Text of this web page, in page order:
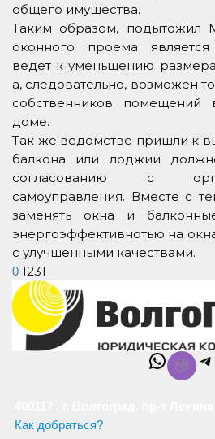
общего имущества.
Таким образом, подытожил
оконного проема
ведет к уменьшению
а, следовательно, возможен
собственников помещений
доме.
Так же ведомстве пришли к
балкона или лоджии
согласованию с
самоуправления. Вместе с
заменять окна и
энергоэффективнотью на
с улучшенными качествами.
0 1231
Как добраться?